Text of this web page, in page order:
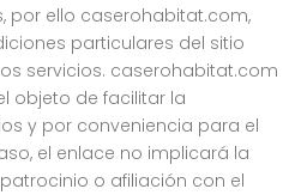
por ello caserohabitat.com,
particulares del sitio
servicios. caserohabitat.com
objeto de facilitar la
y por conveniencia para el
el enlace no implicará la
o afiliación con el